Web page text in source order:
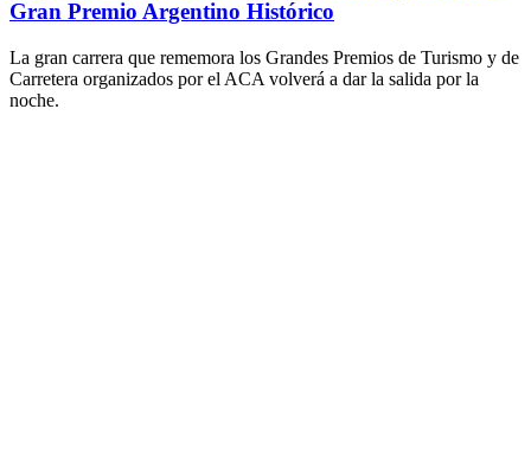
Gran Premio Argentino Histórico
La gran carrera que rememora los Grandes Premios de Turismo y de
Carretera organizados por el ACA volverá a dar la salida por la
noche.